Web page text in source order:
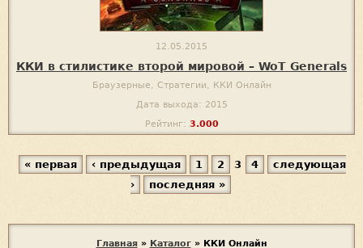
12.05.2015
ККИ в стилистике второй мировой – WoT Generals
Браузерные, Стратегии, ККИ Онлайн
Дата выхода: 2015
Рейтинг: 3.000
« первая ‹ предыдущая 1 2 3 4
следующая
›
последняя »
Главная » Каталог » ККИ Онлайн